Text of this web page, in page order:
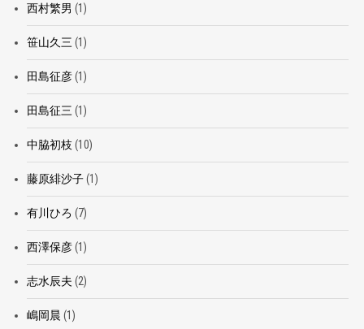
西村繁男 (1)
笹山久三 (1)
田島征彦(1)
田島征三 (1)
中脇初枝 (10)
藤原緋沙子(1)
有川ひろ (7)
西澤保彦(1)
志水辰夫 (2)
嶋岡晨 (1)